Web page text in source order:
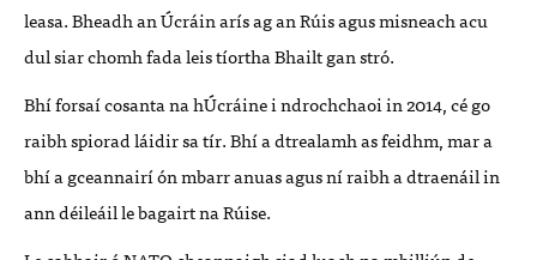
leasa. Bheadh an Úcráin arís ag an Rúis agus misneach acu
dul siar chomh fada leis tíortha Bhailt gan stró.
Bhí forsaí cosanta na hÚcráine i ndrochchaoi in 2014, cé go
raibh spiorad láidir sa tír. Bhí a dtrealamh as feidhm, mar a
bhí a gceannairí ón mbarr anuas agus ní raibh a dtraenáil in
ann déileáil le bagairt na Rúise.